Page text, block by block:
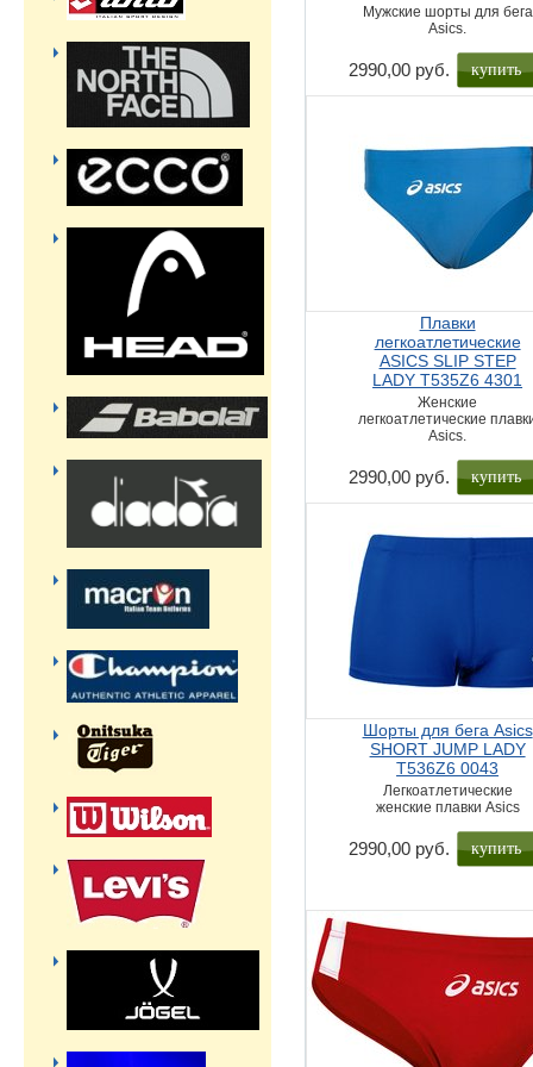
Мужские шорты для бега
Asics.
2990,00 руб. купить
Плавки
легкоатлетические
ASICS SLIP STEP
LADY T535Z6 4301
Женские
легкоатлетические
Asics.
2990,00 руб. купить
Шорты для бега Asics
SHORT JUMP LADY
T536Z6 0043
Легкоатлетические
женские плавки Asics
2990,00 руб. купить